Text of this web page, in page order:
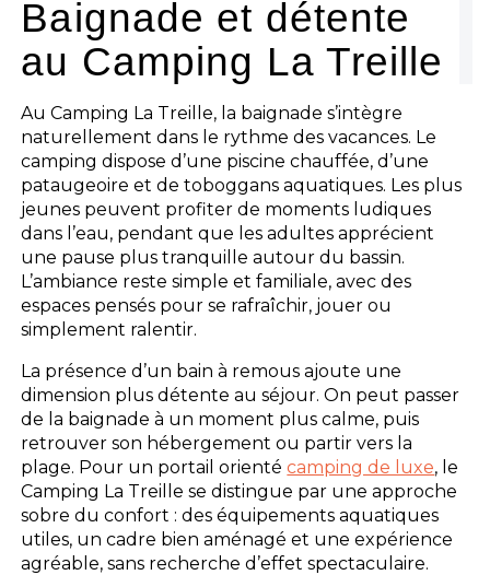
Baignade et détente
au Camping La Treille
Au Camping La Treille, la baignade s’intègre
naturellement dans le rythme des vacances. Le
camping dispose d’une piscine chauffée, d’une
pataugeoire et de toboggans aquatiques. Les plus
jeunes peuvent profiter de moments ludiques
dans l’eau, pendant que les adultes apprécient
une pause plus tranquille autour du bassin.
L’ambiance reste simple et familiale, avec des
espaces pensés pour se rafraîchir, jouer ou
simplement ralentir.
La présence d’un bain à remous ajoute une
dimension plus détente au séjour. On peut passer
de la baignade à un moment plus calme, puis
retrouver son hébergement ou partir vers la
plage. Pour un portail orientécamping de luxe, le
Camping La Treille se distingue par une approche
sobre du confort : des équipements aquatiques
utiles, un cadre bien aménagé et une expérience
agréable, sans recherche d’effet spectaculaire.